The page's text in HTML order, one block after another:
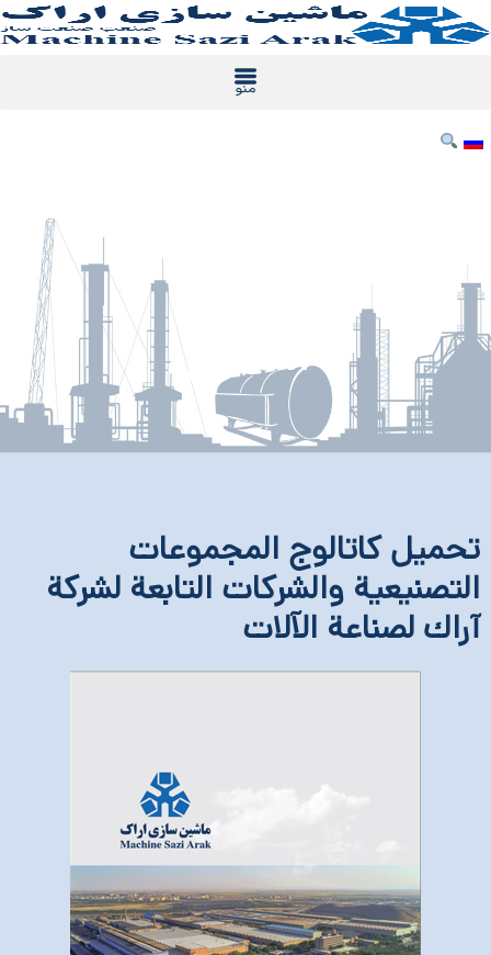
تخطي
إلى
الكتالوج
تحمیل کاتالوج المجموعات
التصنیعیة والشرکات التابعة لشرکة
آراك لصناعة الآلات